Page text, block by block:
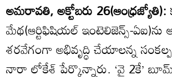
అమరావతి, అక్టోబరు 26(ఆంధ్రజ్యోతి):
మేథ(ఆర్టిఫిషియల్‌ ఇంటెలిజెన్స్‌-ఏఐ)ను
శరవేగంగా అభివృద్ధి చేయాలన్న
నారా లోకేశ్‌ పేర్కొన్నారు. ‘వై 2కే’